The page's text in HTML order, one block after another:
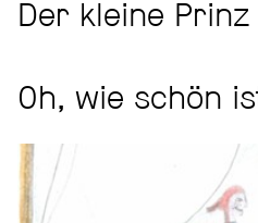
Der kleine Prinz
Oh, wie schön